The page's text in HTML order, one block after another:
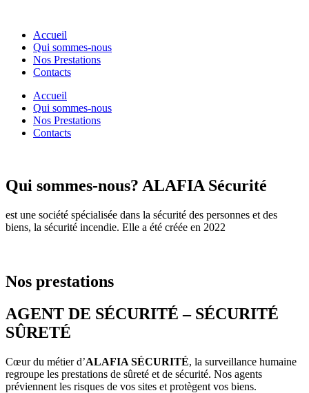
Accueil
Qui sommes-nous
Nos Prestations
Contacts
Accueil
Qui sommes-nous
Nos Prestations
Contacts
Qui sommes-nous? ALAFIA Sécurité
est une société spécialisée dans la sécurité des personnes et des
biens, la sécurité incendie. Elle a été créée en 2022
Nos prestations
AGENT DE SÉCURITÉ – SÉCURITÉ
SÛRETÉ
Cœur du métier d’ALAFIA SÉCURITÉ, la surveillance humaine
regroupe les prestations de sûreté et de sécurité. Nos agents
préviennent les risques de vos sites et protègent vos biens.